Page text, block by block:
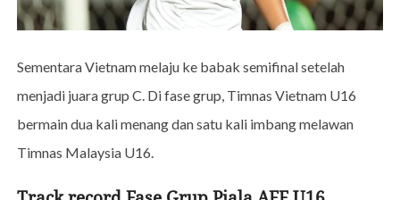
Sementara Vietnam melaju ke babak semifinal setelah
menjadi juara grup C. Di fase grup, Timnas Vietnam U16
bermain dua kali menang dan satu kali imbang melawan
Timnas Malaysia U16.